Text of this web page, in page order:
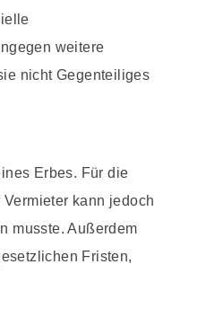
weitere
nicht Gegenteiliges
Erbes. Für die
kann jedoch
musste. Außerdem
Fristen,